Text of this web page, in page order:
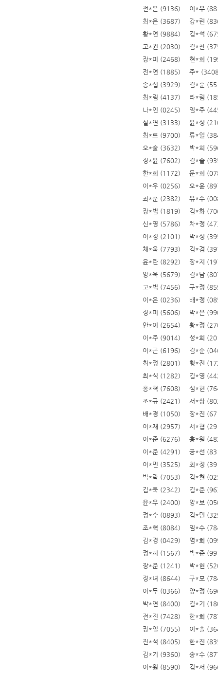
전*은 (9136)
이*우
최*은 (3687)
강*린
황*연 (9884)
김*석
고*권 (2030)
김*찬
장*미 (2468)
현*희
전*연 (1885)
주*
송*섭 (3929)
김*훈
최*림 (4137)
라*림
나*인 (0245)
임*주
설*연 (3133)
윤*성
최*르 (9700)
류*일
오*술 (3632)
박*희
정*윤 (7602)
김*솔
한*희 (1172)
문*희
이*우 (0256)
오*윤
최*훈 (2382)
유*수
장*범 (1819)
김*화
신*영 (5786)
차*정
이*정 (2101)
박*성
채*욱 (7793)
김*겸
윤*란 (8292)
장*지
양*욱 (5679)
김*담
고*범 (7456)
구*정
이*은 (0236)
배*정
정*미 (5606)
박*은
안*이 (2654)
황*정
이*주 (9014)
성*희
이*곤 (6196)
김*순
최*정 (2801)
형*진
최*식 (1282)
김*영
홍*혁 (7608)
심*현
조*규 (2421)
서*상
배*경 (1050)
장*진
이*재 (2957)
서*협
이*준 (6276)
홍*원
이*준 (4291)
공*선
이*민 (3525)
최*정
박*락 (7053)
김*현
김*욱 (2342)
김*준
윤*우 (2400)
양*보
정*수 (0893)
김*민
조*혁 (8084)
임*수
김*경 (0429)
염*희
정*희 (1567)
박*준
장*준 (1241)
박*현
정*녀 (8644)
구*모
이*두 (0366)
양*정
박*연 (8400)
김*기
전*진 (7428)
한*희
장*일 (7055)
이*솔
진*석 (8405)
한*진
김*기 (9360)
송*수
이*원 (8590)
김*서